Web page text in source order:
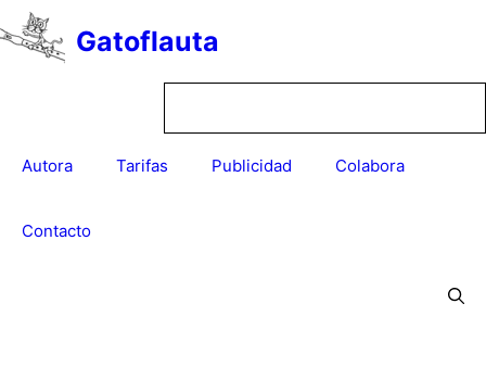
Saltar
al
contenido
Gatoflauta
Autora Tarifas Publicidad Colabora
Contacto